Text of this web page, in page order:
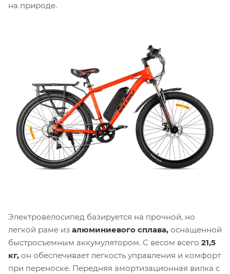
на природе.
Электровелосипед базируется на прочной, но
легкой раме из алюминиевого сплава, оснащенной
быстросъемным аккумулятором. С весом всего 21,5
кг, он обеспечивает легкость управления и комфорт
при переноске. Передняя амортизационная вилка с